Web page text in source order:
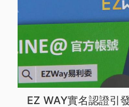
EZ WAY實名認證引